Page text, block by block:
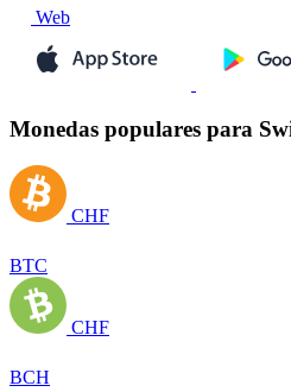
Web
Monedas populares para
CHF
BTC
CHF
BCH